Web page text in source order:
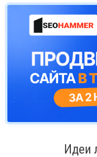
Идеи